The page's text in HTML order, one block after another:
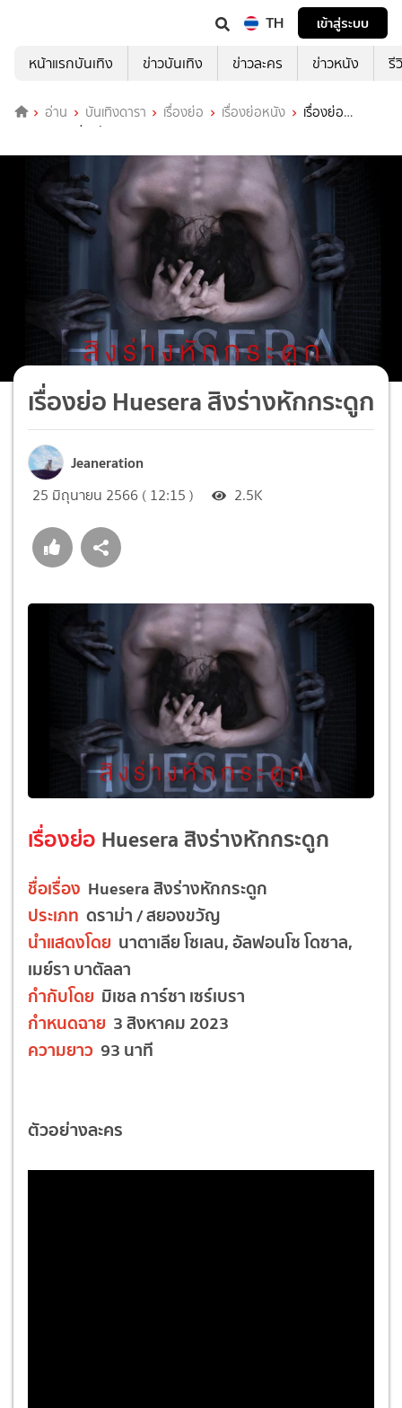
TH
เข้าสู่ระบบ
หน้าแรกบันเทิง
ข่าวบันเทิง ข่าวละคร ข่าวหนัง รี
อ่าน บันเทิงดารา เรื่องย่อ เรื่องย่อหนัง
เรื่องย่อ
Huesera สิงร่างหักกระดูก
เรื่องย่อ Huesera สิงร่างหักกระดูก
Jeaneration
25 มิถุนายน 2566 ( 12:15 ) 2.5K
เรื่องย่อ Huesera สิงร่างหักกระดูก
ชื่อเรื่อง Huesera สิงร่างหักกระดูก
ประเภท ดราม่า / สยองขวัญ
นำแสดงโดย นาตาเลีย โซเลน, อัลฟอนโซ โดซาล,
เมย์รา บาตัลลา
กำกับโดย มิเชล การ์ซา เซร์เบรา
กำหนดฉาย 3 สิงหาคม 2023
ความยาว 93 นาที
ตัวอย่างละคร